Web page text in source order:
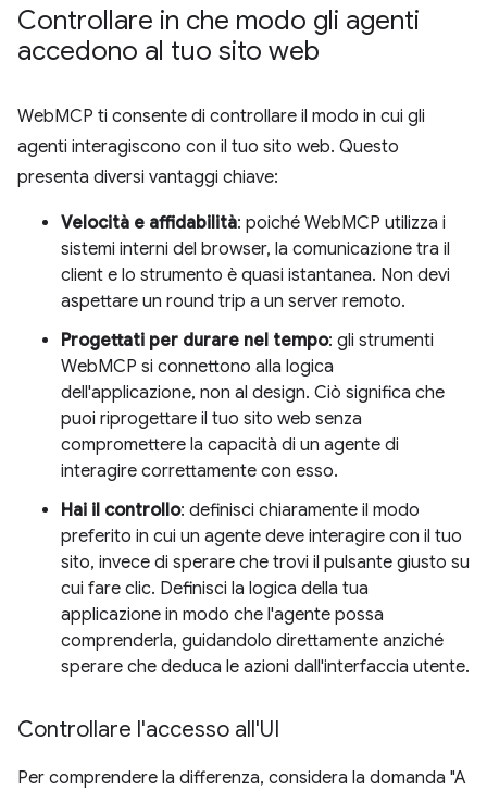
Controllare in che modo gli agenti
accedono al tuo sito web
WebMCP ti consente di controllare il modo in cui gli
agenti interagiscono con il tuo sito web. Questo
presenta diversi vantaggi chiave:
Velocità e affidabilità: poiché WebMCP utilizza i
sistemi interni del browser, la comunicazione tra il
client e lo strumento è quasi istantanea. Non devi
aspettare un round trip a un server remoto.
Progettati per durare nel tempo: gli strumenti
WebMCP si connettono alla logica
dell'applicazione, non al design. Ciò significa che
puoi riprogettare il tuo sito web senza
compromettere la capacità di un agente di
interagire correttamente con esso.
Hai il controllo: definisci chiaramente il modo
preferito in cui un agente deve interagire con il tuo
sito, invece di sperare che trovi il pulsante giusto su
cui fare clic. Definisci la logica della tua
applicazione in modo che l'agente possa
comprenderla, guidandolo direttamente anziché
sperare che deduca le azioni dall'interfaccia utente.
Controllare l'accesso all'UI
Per comprendere la differenza, considera la domanda "A